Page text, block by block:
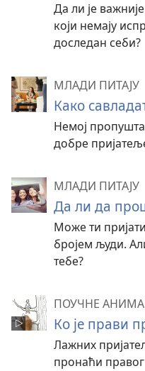
Да ли је
који немају
доследан себи?
МЛАДИ ПИТАЈУ
Како
Немој
добре
МЛАДИ ПИТАЈУ
Да ли да
Може ти
бројем људи.
тебе?
ПОУЧНЕ
Ко је прави
Лажних
пронаћи